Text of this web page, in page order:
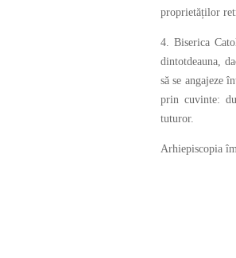
proprietăților
4. Biserica
dintotdeauna,
să se angajeze
prin cuvinte:
tuturor.
Arhiepiscopia